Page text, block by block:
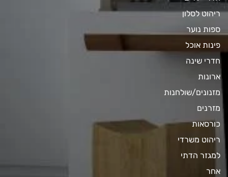
ריהוט לסלון
ספות נוער
פינות אוכל
חדרי שינה
ארונות
מזנונים/שולחנות
מזרנים
כורסאות
ריהוט משרדי
למגזר הדתי
אחר